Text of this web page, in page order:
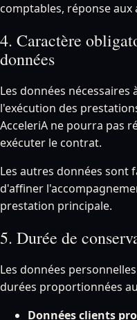
comptables, réponse
4. Caractère
données
Les données nécessaires
l'exécution des
AcceleriA ne pourra pas
exécuter le contrat.
Les autres données sont
d'affiner
prestation principale.
5. Durée de
Les données
durées proportionnées
Données clients